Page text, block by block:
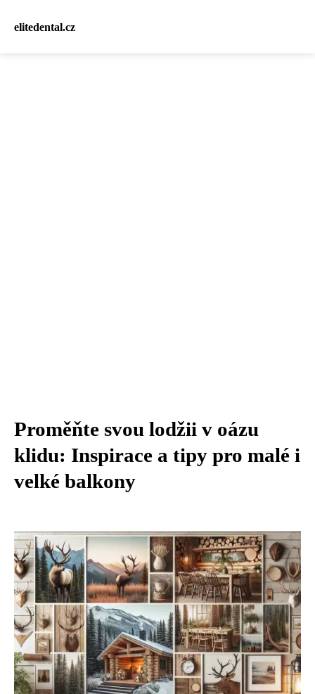
elitedental.cz
Proměňte svou lodžii v oázu
klidu: Inspirace a tipy pro malé i
velké balkony